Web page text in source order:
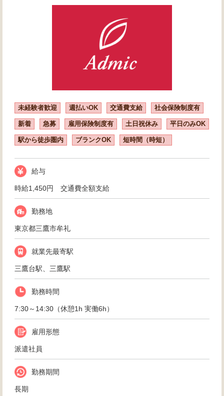
未経験者歓迎 週払いOK 交通費支給 社会保険制度有
新着 急募 雇用保険制度有 土日祝休み 平日のみOK
駅から徒歩圏内 ブランクOK 短時間（時短）
給与
時給1,450円 交通費全額支給
勤務地
東京都三鷹市牟礼
就業先最寄駅
三鷹台駅、三鷹駅
勤務時間
7:30～14:30（休憩1h 実働6h）
雇用形態
派遣社員
勤務期間
長期